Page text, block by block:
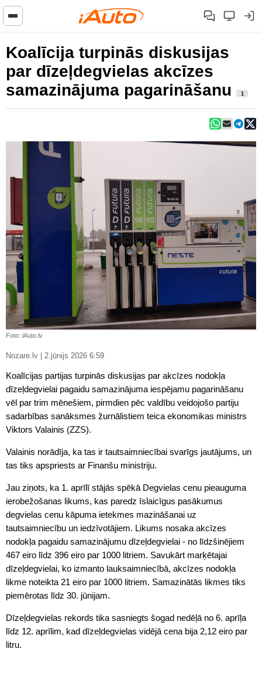
Koalīcija turpinās diskusijas
par dīzeļdegvielas akcīzes
samazinājuma pagarināšanu
1
Foto: iAuto.lv
Nozare.lv | 2.jūnijs 2026 6:59
Koalīcijas partijas turpinās diskusijas par akcīzes nodokļa
dīzeļdegvielai pagaidu samazinājuma iespējamu pagarināšanu
vēl par trim mēnešiem, pirmdien pēc valdību veidojošo partiju
sadarbības sanāksmes žurnālistiem teica ekonomikas ministrs
Viktors Valainis (ZZS).
Valainis norādīja, ka tas ir tautsaimniecībai svarīgs jautājums, un
tas tiks apspriests ar Finanšu ministriju.
Jau ziņots, ka 1. aprīlī stājās spēkā Degvielas cenu pieauguma
ierobežošanas likums, kas paredz īslaicīgus pasākumus
degvielas cenu kāpuma ietekmes mazināšanai uz
tautsaimniecību un iedzīvotājiem. Likums nosaka akcīzes
nodokļa pagaidu samazinājumu dīzeļdegvielai - no līdzšinējiem
467 eiro līdz 396 eiro par 1000 litriem. Savukārt marķētajai
dīzeļdegvielai, ko izmanto lauksaimniecībā, akcīzes nodokļa
likme noteikta 21 eiro par 1000 litriem. Samazinātās likmes tiks
piemērotas līdz 30. jūnijam.
Dīzeļdegvielas rekords tika sasniegts šogad nedēļā no 6. aprīļa
līdz 12. aprīlim, kad dīzeļdegvielas vidējā cena bija 2,12 eiro par
litru.